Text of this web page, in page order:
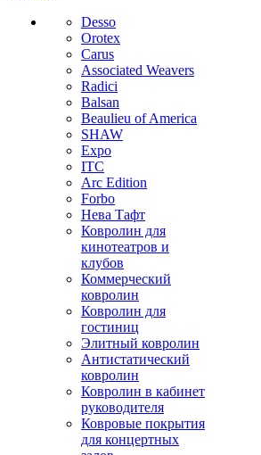
Desso
Orotex
Carus
Associated Weavers
Radici
Balsan
Beaulieu of America
SHAW
Expo
ITC
Arc Edition
Forbo
Нева Тафт
Ковролин для
кинотеатров и
клубов
Коммерческий
ковролин
Ковролин для
гостиниц
Элитный ковролин
Антистатический
ковролин
Ковролин в кабинет
руководителя
Ковровые покрытия
для концертных